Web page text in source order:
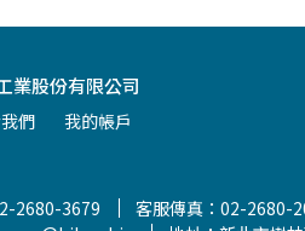
業股份有限公司
們 我的帳戶
2680-3679 客服傳真：02-2680-